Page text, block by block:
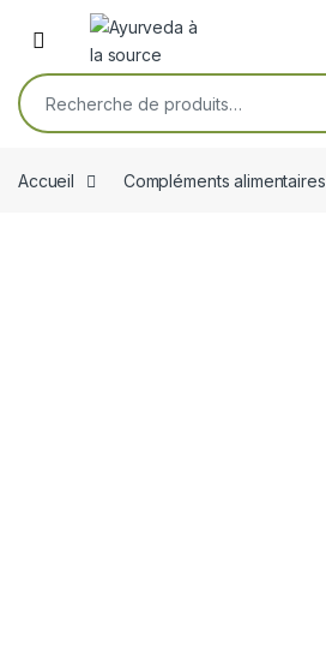
Skip to navigation
Skip to content
Open
Recherche pour :
Accueil Compléments alimentaires